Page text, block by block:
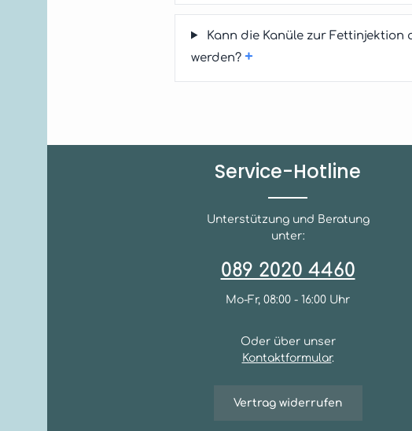
Kann die Kanüle zur
werden? +
Service-Hotline
Unterstützung und Beratung
unter:
089 2020 4460
Mo-Fr, 08:00 - 16:00 Uhr
Oder über unser
Kontaktformular.
Vertrag widerrufen